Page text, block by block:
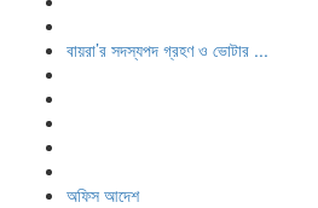
বায়রা’র সদস্যপদ গ্রহণ ও ভোটার ...
অফিস আদেশ